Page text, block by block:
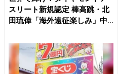
スリート新規認定 棒高跳・北
田琉偉「海外遠征楽しみ」中...